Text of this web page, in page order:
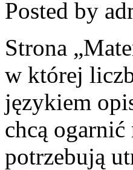
Posted by
Strona
w której
językiem
chcą
potrzebują